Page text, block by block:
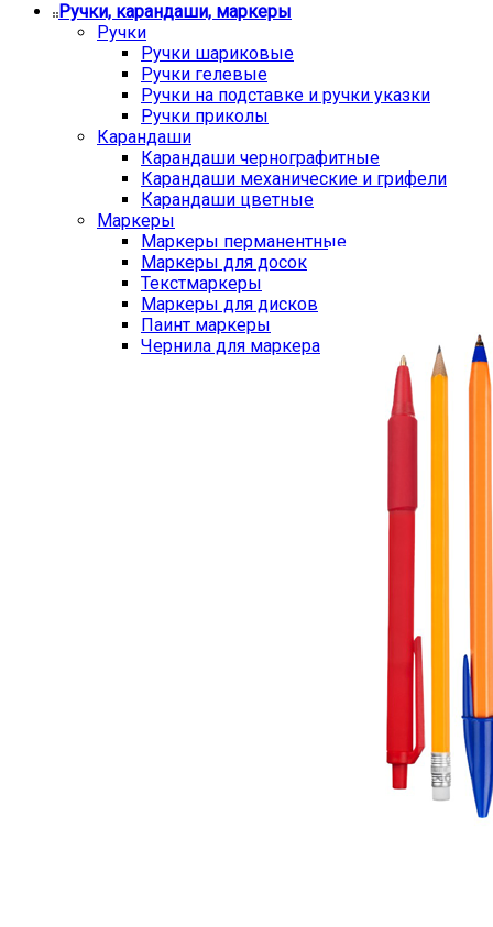
Ручки, карандаши, маркеры
Ручки
Ручки шариковые
Ручки гелевые
Ручки на подставке и ручки указки
Ручки приколы
Карандаши
Карандаши чернографитные
Карандаши механические и грифели
Карандаши цветные
Маркеры
Маркеры перманентные
Маркеры для досок
Текстмаркеры
Маркеры для дисков
Паинт маркеры
Чернила для маркера